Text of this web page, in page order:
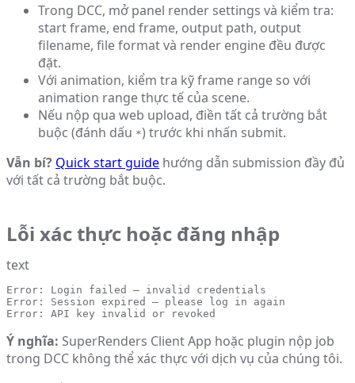
Trong DCC, mở panel render settings và kiểm tra:
start frame, end frame, output path, output
filename, file format và render engine đều được
đặt.
Với animation, kiểm tra kỹ frame range so với
animation range thực tế của scene.
Nếu nộp qua web upload, điền tất cả trường bắt
buộc (đánh dấu *) trước khi nhấn submit.
Vẫn bí? Quick start guide hướng dẫn submission đầy đủ
với tất cả trường bắt buộc.
Lỗi xác thực hoặc đăng nhập
text
Error: Login failed — invalid credentials
Error: Session expired — please log in again
Error: API key invalid or revoked
Ý nghĩa: SuperRenders Client App hoặc plugin nộp job
trong DCC không thể xác thực với dịch vụ của chúng tôi.